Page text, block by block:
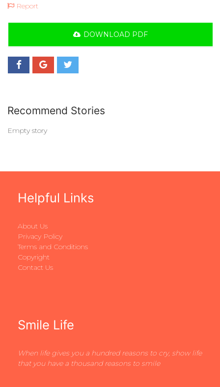
Report
DOWNLOAD PDF
Recommend Stories
Empty story
Helpful Links
About Us
Privacy Policy
Terms and Conditions
Copyright
Contact Us
Smile Life
When life gives you a hundred reasons to cry, show life
that you have a thousand reasons to smile